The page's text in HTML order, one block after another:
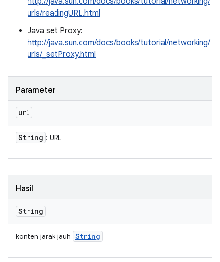
urls/readingURL.html
Java set Proxy:
http://java.sun.com/docs/books/tutorial/networking/
urls/_setProxy.html
Parameter
url
String : URL
Hasil
String
konten jarak jauh String